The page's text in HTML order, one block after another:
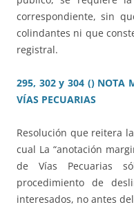
correspondiente, sin
colindantes ni que
registral.
295, 302 y 304 () NOTA
VÍAS PECUARIAS
Resolución que reitera
cual La “anotación
de Vías Pecuarias
procedimiento de
interesados, no antes